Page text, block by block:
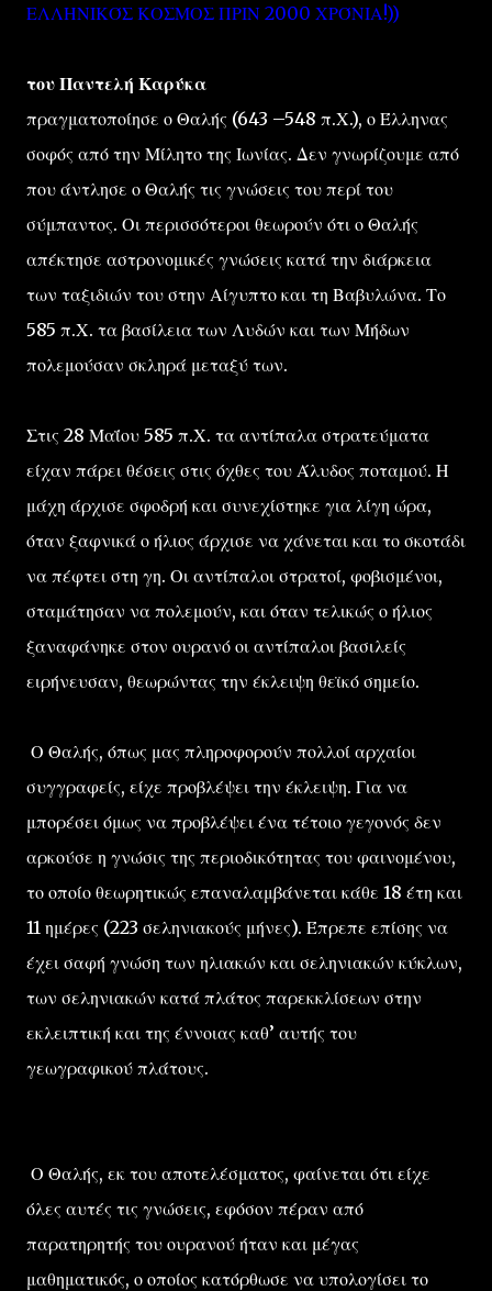
ΕΛΛΗΝΙΚΌΣ ΚΟΣΜΟΣ ΠΡΙΝ 2000 ΧΡΌΝΙΑ!))
του Παντελή Καρύκα
πραγματοποίησε ο Θαλής (643 –548 π.Χ.), ο Έλληνας
σοφός από την Μίλητο της Ιωνίας. Δεν γνωρίζουμε από
που άντλησε ο Θαλής τις γνώσεις του περί του
σύμπαντος. Οι περισσότεροι θεωρούν ότι ο Θαλής
απέκτησε αστρονομικές γνώσεις κατά την διάρκεια
των ταξιδιών του στην Αίγυπτο και τη Βαβυλώνα. Το
585 π.Χ. τα βασίλεια των Λυδών και των Μήδων
πολεμούσαν σκληρά μεταξύ των.
Στις 28 Μαΐου 585 π.Χ. τα αντίπαλα στρατεύματα
είχαν πάρει θέσεις στις όχθες του Άλυδος ποταμού. Η
μάχη άρχισε σφοδρή και συνεχίστηκε για λίγη ώρα,
όταν ξαφνικά ο ήλιος άρχισε να χάνεται και το σκοτάδι
να πέφτει στη γη. Οι αντίπαλοι στρατοί, φοβισμένοι,
σταμάτησαν να πολεμούν, και όταν τελικώς ο ήλιος
ξαναφάνηκε στον ουρανό οι αντίπαλοι βασιλείς
ειρήνευσαν, θεωρώντας την έκλειψη θεϊκό σημείο.
Ο Θαλής, όπως μας πληροφορούν πολλοί αρχαίοι
συγγραφείς, είχε προβλέψει την έκλειψη. Για να
μπορέσει όμως να προβλέψει ένα τέτοιο γεγονός δεν
αρκούσε η γνώσις της περιοδικότητας του φαινομένου,
το οποίο θεωρητικώς επαναλαμβάνεται κάθε 18 έτη και
11 ημέρες (223 σεληνιακούς μήνες). Έπρεπε επίσης να
έχει σαφή γνώση των ηλιακών και σεληνιακών κύκλων,
των σεληνιακών κατά πλάτος παρεκκλίσεων στην
εκλειπτική και της έννοιας καθ’ αυτής του
γεωγραφικού πλάτους.
Ο Θαλής, εκ του αποτελέσματος, φαίνεται ότι είχε
όλες αυτές τις γνώσεις, εφόσον πέραν από
παρατηρητής του ουρανού ήταν και μέγας
μαθηματικός, ο οποίος κατόρθωσε να υπολογίσει το